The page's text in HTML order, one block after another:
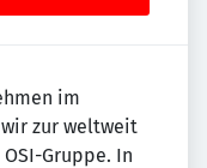
im
zur weltweit
Gruppe. In